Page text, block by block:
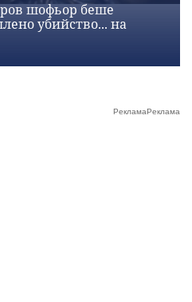
шофьор беше
убийство... на